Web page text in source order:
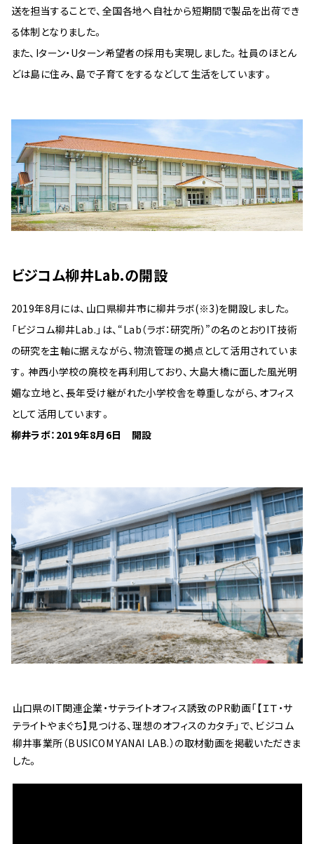
送を担当することで、全国各地へ自社から短期間で製品を出荷でき
る体制となりました。
また、Iターン・Uターン希望者の採用も実現しました。社員のほとん
どは島に住み、島で子育てをするなどして生活をしています。
ビジコム柳井Lab.の開設
2019年8月には、山口県柳井市に柳井ラボ(※3)を開設しました。
「ビジコム柳井Lab.」は、“Lab（ラボ：研究所）”の名のとおりIT技術
の研究を主軸に据えながら、物流管理の拠点として活用されていま
す。神西小学校の廃校を再利用しており、大島大橋に面した風光明
媚な立地と、長年受け継がれた小学校舎を尊重しながら、オフィス
として活用しています。
柳井ラボ：2019年8月6日 開設
山口県のIT関連企業・サテライトオフィス誘致のPR動画「【ＩＴ・サ
テライトやまぐち】見つける、理想のオフィスのカタチ」で、ビジコム
柳井事業所（BUSICOM YANAI LAB.）の取材動画を掲載いただきま
した。